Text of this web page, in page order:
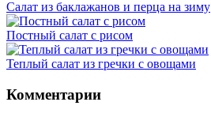
Салат из баклажанов и перца на зиму
Постный салат с рисом
Теплый салат из гречки с овощами
Комментарии